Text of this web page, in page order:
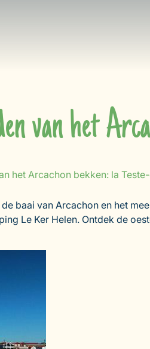
van het
het Arcachon bekken: la
baai van Arcachon en het
Le Ker Helen. Ontdek de